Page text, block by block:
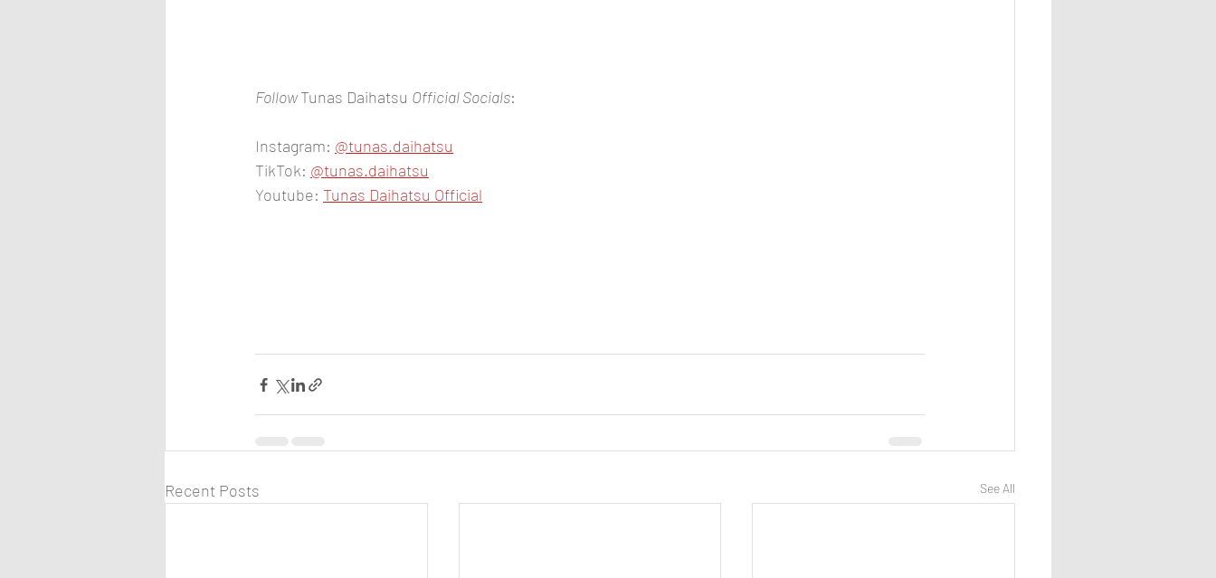
Follow Tunas Daihatsu Official Socials:
Instagram: @tunas.daihatsu
TikTok: @tunas.daihatsu
Youtube: Tunas Daihatsu Official
Recent Posts See All